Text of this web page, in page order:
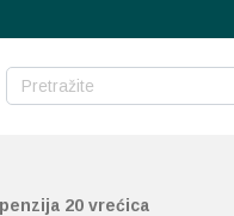
20 vrećica